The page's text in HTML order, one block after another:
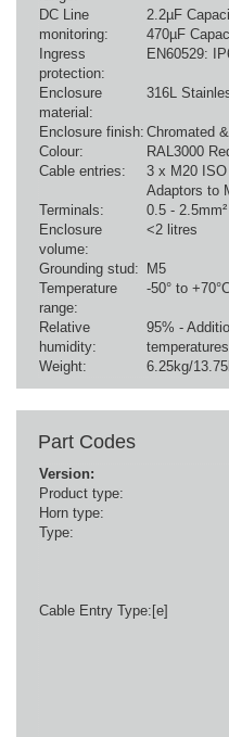
DC Line
monitoring:
2.2µF
470µF
Ingress
protection:
EN60529:
Enclosure
material:
316L
Enclosure finish: Chromated
Colour:
RAL3000
Cable entries:
3 x M20
Adaptors to
Terminals:
0.5 -
Enclosure
volume:
<2 litres
Grounding stud:
M5
Temperature
range:
-50° to
Relative
humidity:
95% -
Weight:
6.25kg/
Part Codes
Version:
Product type:
Horn type:
Type:
Cable Entry Type:[e]